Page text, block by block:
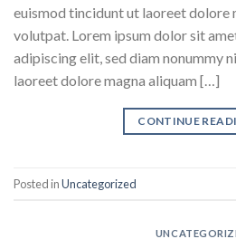
euismod tincidunt ut laoreet dolore
volutpat. Lorem ipsum dolor sit
adipiscing elit, sed diam nonummy
laoreet dolore magna aliquam […]
CONTINUE
Posted inUncategorized